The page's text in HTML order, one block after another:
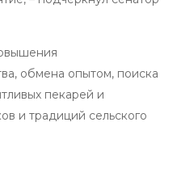
обмена опытом, поиска
пекарей и
и традиций сельского